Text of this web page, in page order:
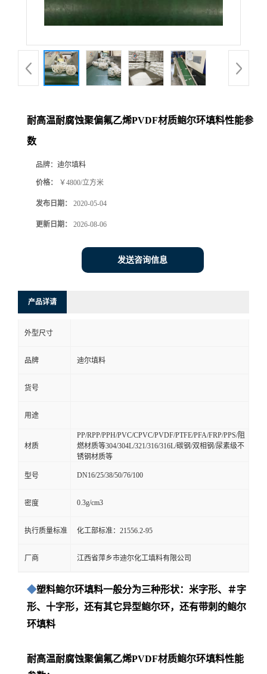
耐高温耐腐蚀聚偏氟乙烯PVDF材质鲍尔环填料性能参
数
品牌： 迪尔填料
价格： ￥4800/立方米
发布日期： 2020-05-04
更新日期： 2026-08-06
发送咨询信息
产品详请
外型尺寸
品牌 迪尔填料
货号
用途
材质
PP/RPP/PPH/PVC/CPVC/PVDF/PTFE/PFA/FRP/PPS/阻
燃材质等304/304L/321/316/316L/碳钢/双相钢/尿素级不
锈钢材质等
型号 DN16/25/38/50/76/100
密度 0.3g/cm3
执行质量标准 化工部标准：21556.2-95
厂商 江西省萍乡市迪尔化工填料有限公司
◆塑料鲍尔环填料一般分为三种形状：米字形、＃字
形、十字形，还有其它异型鲍尔环，还有带刺的鲍尔
环填料
耐高温耐腐蚀聚偏氟乙烯PVDF材质鲍尔环填料性能